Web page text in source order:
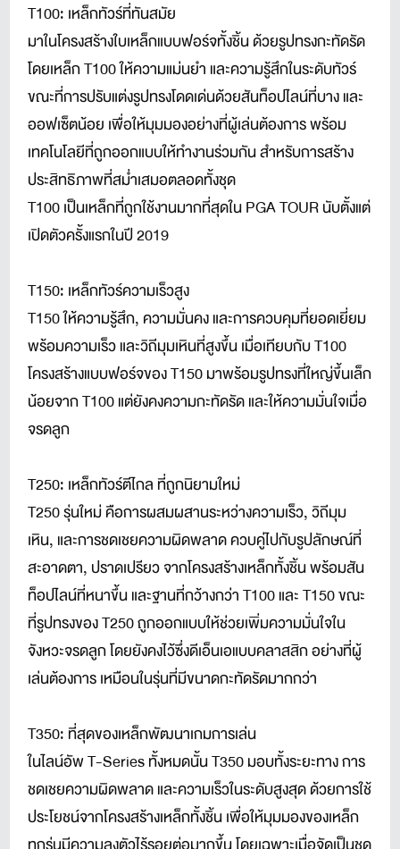
T100: เหล็กทัวร์ที่ทันสมัย
มาในโครงสร้างใบเหล็กแบบฟอร์จทั้งชิ้น ด้วยรูปทรงกะทัดรัด
โดยเหล็ก T100 ให้ความแม่นยำ และความรู้สึกในระดับทัวร์
ขณะที่การปรับแต่งรูปทรงโดดเด่นด้วยสันท็อปไลน์ที่บาง และ
ออฟเซ็ตน้อย เพื่อให้มุมมองอย่างที่ผู้เล่นต้องการ พร้อม
เทคโนโลยีที่ถูกออกแบบให้ทำงานร่วมกัน สำหรับการสร้าง
ประสิทธิภาพที่สม่ำเสมอตลอดทั้งชุด
T100 เป็นเหล็กที่ถูกใช้งานมากที่สุดใน PGA TOUR นับตั้งแต่
เปิดตัวครั้งแรกในปี 2019
T150: เหล็กทัวร์ความเร็วสูง
T150 ให้ความรู้สึก, ความมั่นคง และการควบคุมที่ยอดเยี่ยม
พร้อมความเร็ว และวิถีมุมเหินที่สูงขึ้น เมื่อเทียบกับ T100
โครงสร้างแบบฟอร์จของ T150 มาพร้อมรูปทรงที่ใหญ่ขึ้นเล็ก
น้อยจาก T100 แต่ยังคงความกะทัดรัด และให้ความมั่นใจเมื่อ
จรดลูก
T250: เหล็กทัวร์ตีไกล ที่ถูกนิยามใหม่
T250 รุ่นใหม่ คือการผสมผสานระหว่างความเร็ว, วิถีมุม
เหิน, และการชดเชยความผิดพลาด ควบคู่ไปกับรูปลักษณ์ที่
สะอาดตา, ปราดเปรียว จากโครงสร้างเหล็กทั้งชิ้น พร้อมสัน
ท็อปไลน์ที่หนาขึ้น และฐานที่กว้างกว่า T100 และ T150 ขณะ
ที่รูปทรงของ T250 ถูกออกแบบให้ช่วยเพิ่มความมั่นใจใน
จังหวะจรดลูก โดยยังคงไว้ซึ่งดีเอ็นเอแบบคลาสสิก อย่างที่ผู้
เล่นต้องการ เหมือนในรุ่นที่มีขนาดกะทัดรัดมากกว่า
T350: ที่สุดของเหล็กพัฒนาเกมการเล่น
ในไลน์อัพ T-Series ทั้งหมดนั้น T350 มอบทั้งระยะทาง การ
ชดเชยความผิดพลาด และความเร็วในระดับสูงสุด ด้วยการใช้
ประโยชน์จากโครงสร้างเหล็กทั้งชิ้น เพื่อให้มุมมองของเหล็ก